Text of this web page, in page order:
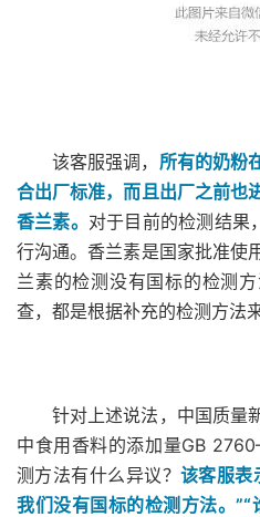
该客服强调， 所有的奶粉
合出厂标准，而且出厂之前也
香兰素。 对于目前的检测结果
行沟通。香兰素是国家批准使
兰素的检测没有国标的检测
查，都是根据补充的检测方法
针对上述说法，中国质量
中食用香料的添加量GB
测方法有什么异议？ 该客服表
我们没有国标的检测方法。